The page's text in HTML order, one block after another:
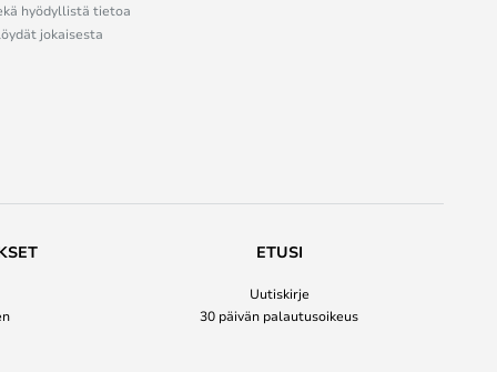
hyödyllistä tietoa
jokaisesta
ETUSI
Uutiskirje
30 päivän palautusoikeus